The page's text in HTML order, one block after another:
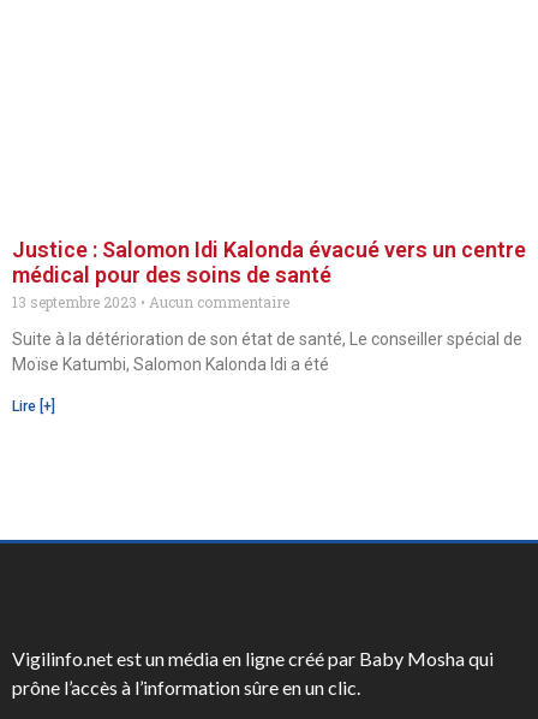
Justice : Salomon Idi Kalonda évacué vers un centre
médical pour des soins de santé
13 septembre 2023
Aucun commentaire
Suite à la détérioration de son état de santé, Le conseiller spécial de
Moïse Katumbi, Salomon Kalonda Idi a été
Lire [+]
Vigilinfo.net est un média en ligne créé par Baby Mosha qui
prône l’accès à l’information sûre en un clic.